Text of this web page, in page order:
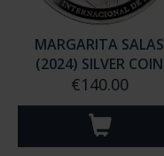
MARGARITA SALAS
(2024) SILVER COIN
€140.00